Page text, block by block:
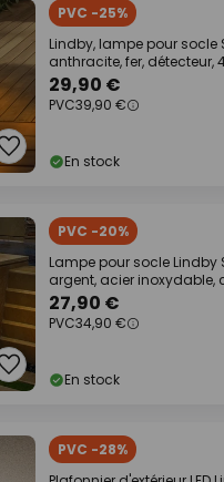
PVC -25%
Lindby, lampe pour socle
anthracite, fer, détecteur,
29,90 €
PVC39,90 €
En stock
PVC -20%
Lampe pour socle Lindby
argent, acier inoxydable,
cm
27,90 €
PVC34,90 €
En stock
PVC -28%